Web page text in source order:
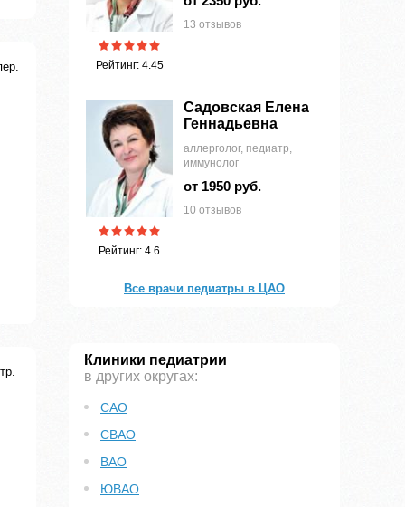
Рейтинг: 4.45
13 отзывов
Рейтинг: 4.6
Садовская Елена
Геннадьевна
аллерголог, педиатр,
иммунолог
от 1950 руб.
10 отзывов
Все врачи педиатры в ЦАО
Клиники педиатрии
в других округах:
САО
СВАО
ВАО
ЮВАО